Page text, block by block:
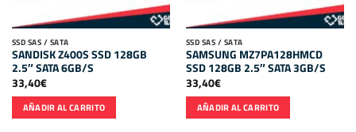
SSD SAS / SATA
SANDISK Z400S SSD 128GB
2.5″ SATA 6GB/S
33,40€
AÑADIR AL CARRITO
SSD SAS / SATA
SAMSUNG MZ7PA128HMCD
SSD 128GB 2.5″ SATA 3GB/S
33,40€
AÑADIR AL CARRITO